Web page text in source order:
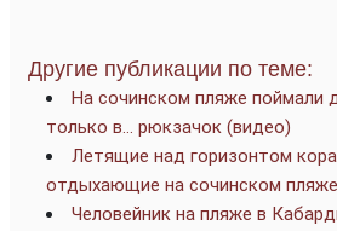
Другие публикации по теме:
На сочинском пляже поймали
только в… рюкзачок (видео)
Летящие над горизонтом
отдыхающие на сочинском пляже
Человейник на пляже в